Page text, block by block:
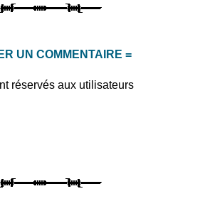
UN COMMENTAIRE =
réservés aux utilisateurs